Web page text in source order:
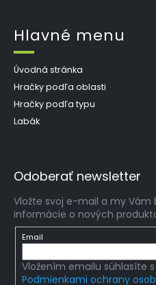
Hlavné menu
Úvodná stránka
Hračky podľa oblasti
Hračky podľa typu
Labák
Odoberať newsletter
Vložte svoj e-mail a my Vám
informácie o nových
Email
Vložením emailu súhlasíte s
Podmienkami ochrany